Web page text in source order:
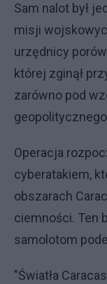
Sam nalot był
misji
urzędnicy
której zginął
zarówno pod
Operacja
cyberatakiem,
obszarach
ciemności. Ten
samolotom
"Światła